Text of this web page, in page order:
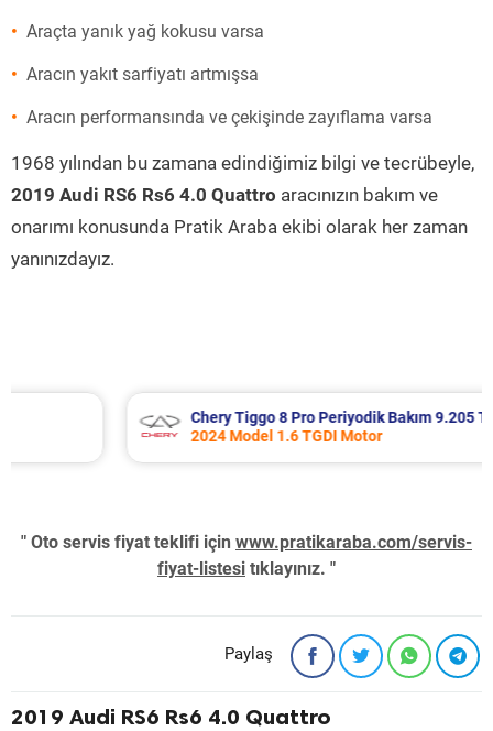
Araçta yanık yağ kokusu varsa
Aracın yakıt sarfiyatı artmışsa
Aracın performansında ve çekişinde zayıflama varsa
1968 yılından bu zamana edindiğimiz bilgi ve tecrübeyle,
2019 Audi RS6 Rs6 4.0 Quattro aracınızın bakım ve
onarımı konusunda Pratik Araba ekibi olarak her zaman
yanınızdayız.
Chery Tiggo 8 Pro Periyodik Bakım 9.205 TL
2024 Model 1.6 TGDI Motor
" Oto servis fiyat teklifi için www.pratikaraba.com/servis-
fiyat-listesi tıklayınız. "
Paylaş
2019 Audi RS6 Rs6 4.0 Quattro